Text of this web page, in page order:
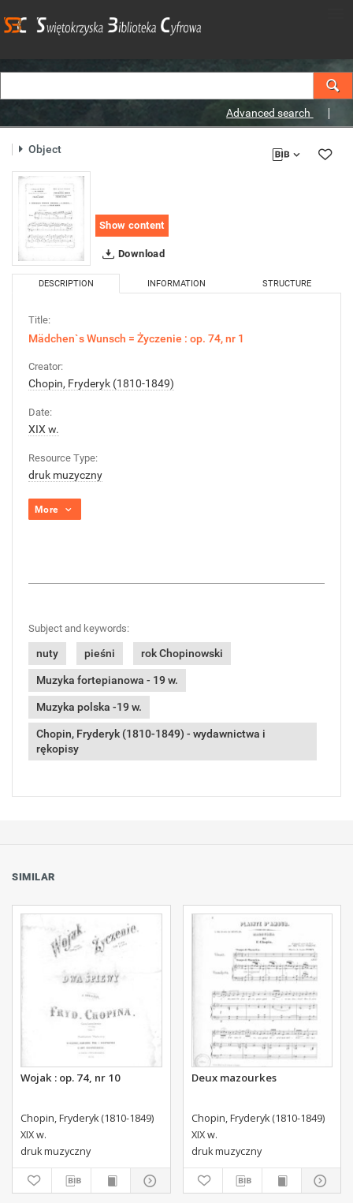
Advanced search
Object
Show content
Download
DESCRIPTION INFORMATION STRUCTURE
Title:
Mädchen`s Wunsch = Życzenie : op. 74, nr 1
Creator:
Chopin, Fryderyk (1810-1849)
Date:
XIX w.
Resource Type:
druk muzyczny
More
Subject and keywords:
nuty pieśni rok Chopinowski
Muzyka fortepianowa - 19 w.
Muzyka polska -19 w.
Chopin, Fryderyk (1810-1849) - wydawnictwa i
rękopisy
SIMILAR
Wojak : op. 74, nr 10
Chopin, Fryderyk (1810-1849)
XIX w.
druk muzyczny
Deux mazourkes
Chopin, Fryderyk (1810-1849)
XIX w.
druk muzyczny